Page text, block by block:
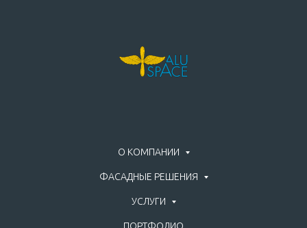
О КОМПАНИИ
ФАСАДНЫЕ РЕШЕНИЯ
УСЛУГИ